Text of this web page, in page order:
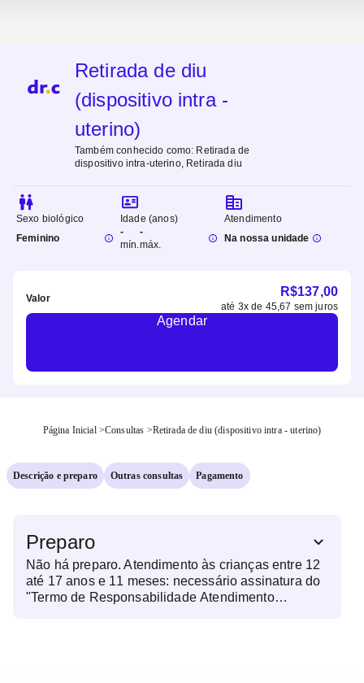
Retirada de diu
(dispositivo intra -
uterino)
Também conhecido como: Retirada de
dispositivo intra-uterino, Retirada diu
Sexo biológico
Feminino
Idade (anos)
-
mín.
-
máx.
Atendimento
Na nossa unidade
Valor R$137,00
até 3x de 45,67 sem juros
Agendar
Página Inicial >Consultas >Retirada de diu (dispositivo intra - uterino)
Descrição e preparo Outras consultas Pagamento
Preparo
Não há preparo. Atendimento às crianças entre 12
até 17 anos e 11 meses: necessário assinatura do
"Termo de Responsabilidade Atendimento